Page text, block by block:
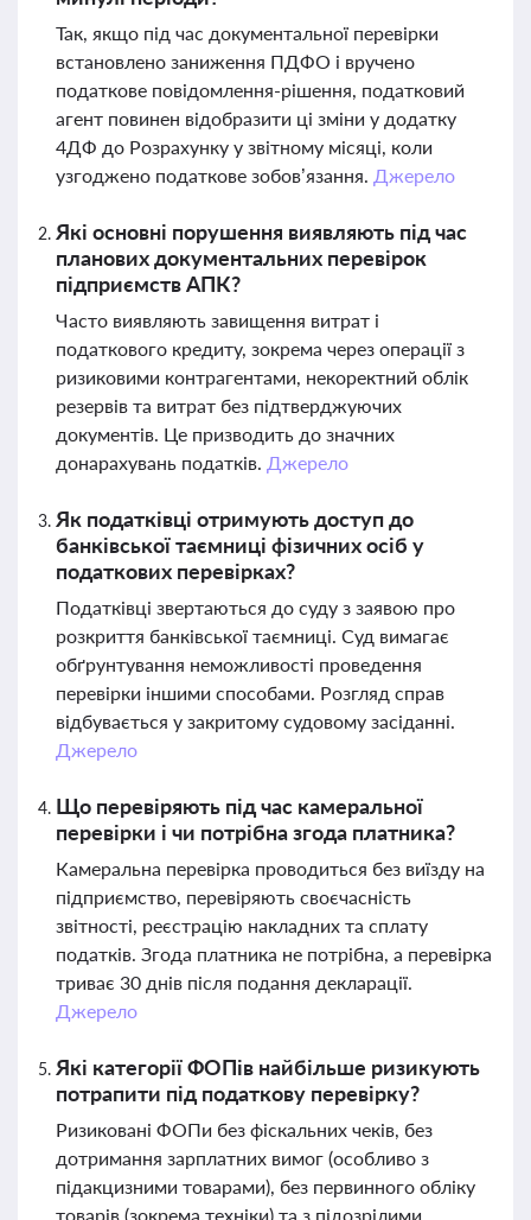
Так, якщо під час документальної перевірки
встановлено заниження ПДФО і вручено
податкове повідомлення-рішення, податковий
агент повинен відобразити ці зміни у додатку
4ДФ до Розрахунку у звітному місяці, коли
узгоджено податкове зобов’язання. Джерело
Які основні порушення виявляють під час
планових документальних перевірок
підприємств АПК?
Часто виявляють завищення витрат і
податкового кредиту, зокрема через операції з
ризиковими контрагентами, некоректний облік
резервів та витрат без підтверджуючих
документів. Це призводить до значних
донарахувань податків. Джерело
Як податківці отримують доступ до
банківської таємниці фізичних осіб у
податкових перевірках?
Податківці звертаються до суду з заявою про
розкриття банківської таємниці. Суд вимагає
обґрунтування неможливості проведення
перевірки іншими способами. Розгляд справ
відбувається у закритому судовому засіданні.
Джерело
Що перевіряють під час камеральної
перевірки і чи потрібна згода платника?
Камеральна перевірка проводиться без виїзду на
підприємство, перевіряють своєчасність
звітності, реєстрацію накладних та сплату
податків. Згода платника не потрібна, а перевірка
триває 30 днів після подання декларації.
Джерело
Які категорії ФОПів найбільше ризикують
потрапити під податкову перевірку?
Ризиковані ФОПи без фіскальних чеків, без
дотримання зарплатних вимог (особливо з
підакцизними товарами), без первинного обліку
товарів (зокрема техніки) та з підозрілими